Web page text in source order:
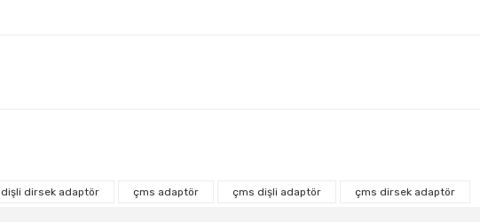
dişli dirsek adaptör çms adaptör çms dişli adaptör çms dirsek adaptör